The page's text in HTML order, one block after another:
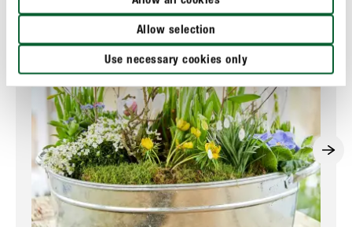
Allow selection
Use necessary cookies only